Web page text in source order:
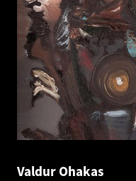
Valdur Ohakas